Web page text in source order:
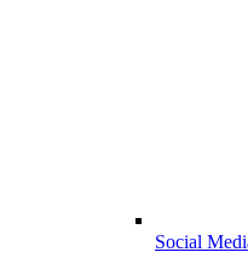
Social